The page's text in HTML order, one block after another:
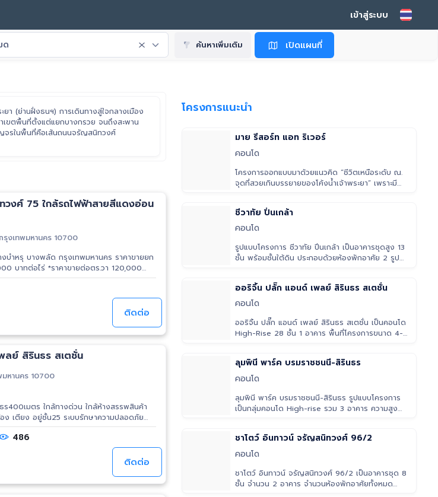
เข้าสู่ระบบ
ด ค้นหาเพิ่มเติม เปิดแผนที่
า (ย่านฝั่งธนฯ) การเดินทางสู่ใจกลางเมือง
เขตพื้นที่ตั้งแต่แยกบางกรวย จนถึงสะพาน
จรในพื้นที่คือเส้นถนนจรัญสนิทวงศ์
งศ์ 75 ใกล้รถไฟฟ้าสายสีแดงอ่อน
รุงเทพมหานคร 10700
างพลัด กรุงเทพมหานคร ราคาขายยก
บาทต่อไร่ *ราคาขายต่อตร.วา 120,000
ตร (ทางเข้า) *ด้านในที่ดินกว้าง ~57 เมตร
ด The Ritz Residence (เดอะ ริทซ์ เรสซิเดน
(ทางพิเศษประจิมรัถยา) รถไฟฟ้าสายสีแดง
สถานีบางพลัด บ้านกลางเมืองปิ่นเกล้า-
จรัญสนิทวงศ์ #ที่ดิน
หรุ #ที่ดินใกล้ด่านเก็บเงินบางบำหรุ #ที่ดิน
ติดต่อ
ลย์ สิรินธร สเตชั่น
หานคร 10700
400เมตร ใกล้ทางด่วน ใกล้ห้างสรรพสินค้า
เตียง อยู่ชั้น25 ระบบรักษาความปลอดภัย
ล้ว พร้อมเข้าอยู่ ติดต่อ 0916984203 เนย (เจ้าของ) สนใจขอเข้าชมได้
486
ติดต่อ
โครงการแนะนำ
มาย รีสอร์ท แอท ริเวอร์
คอนโด
โครงการออกแบบมาด้วยแนวคิด “ชีวิตเหนือระดับ ณ.
จุดที่สวยเกินบรรยายของโค้งน้ำเจ้าพระยา” เพราะมี
ชีวาทัย ปิ่นเกล้า
คอนโด
รูปแบบโครงการ ชีวาทัย ปิ่นเกล้า เป็นอาคารชุดสูง 13
ชั้น พร้อมชั้นใต้ดิน ประกอบด้วยห้องพักอาศัย 2 รูป
ออริจิ้น ปลั๊ก แอนด์ เพลย์ สิรินธร สเตชั่น
คอนโด
ออริจิ้น ปลั๊ก แอนด์ เพลย์ สิรินธร สเตชั่น เป็นคอนโด
High-Rise 28 ชั้น 1 อาคาร พื้นที่โครงการขนาด 4-
ลุมพินี พาร์ค บรมราชชนนี-สิรินธร
คอนโด
ลุมพินี พาร์ค บรมราชชนนี-สิรินธร รูปแบบโครงการ
เป็นกลุ่มคอนโด High-rise รวม 3 อาคาร ความสูง
ชาโตว์ อินทาวน์ จรัญสนิทวงศ์ 96/2
คอนโด
ชาโตว์ อินทาวน์ จรัญสนิทวงศ์ 96/2 เป็นอาคารชุด 8
ชั้น จำนวน 2 อาคาร จำนวนห้องพักอาศัยทั้งหมด